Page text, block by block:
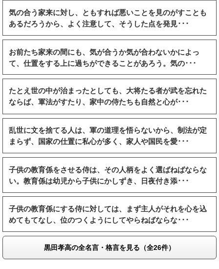
気の合う家来に対し、ともすれば悪いことを見のがすことも
あるだろうから、よく注意して、そうした点を発見･･･
お前たち家来の間にも、気が合うか気が合わないかによっ
て、仕置をする上に過ちができることがあろう。気の･･･
たとえ世の中が治まったとしても、大将たる者が武を忘れた
ならば、軍法がすたり、家中の侍たちも自然と心が･･･
乱世に文を捨てる人は、軍の道理を悟らないから、制法が定
まらず、国家の仕置に私心が多く、家人や国民を愛･･･
子供の教育係をさせる侍は、その人柄をよく選ばねばならな
い。教育係は幼児から子供にかしずき、日夜付き添･･･
子供の教育係にする侍に対しては、まず主人がそれを心を込
めてもてなし、位のつくようにしてやらねばならな･･･
黒田孝高の全名言・格言を見る（全26件）